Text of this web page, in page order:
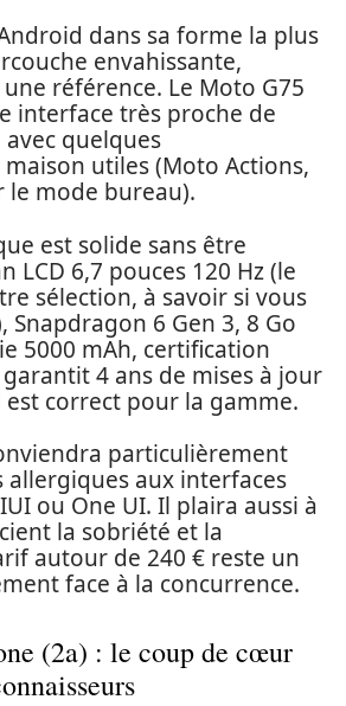
dans sa forme la plus
envahissante,
référence. Le Moto G75
interface très proche de
avec quelques
utiles (Moto Actions,
le mode bureau).
est solide sans être
LCD 6,7 pouces 120 Hz (le
sélection, à savoir si vous
Snapdragon 6 Gen 3, 8 Go
5000 mAh, certification
4 ans de mises à jour
correct pour la gamme.
particulièrement
allergiques aux interfaces
ou One UI. Il plaira aussi à
la sobriété et la
autour de 240 € reste un
face à la concurrence.
(2a) : le coup de cœur